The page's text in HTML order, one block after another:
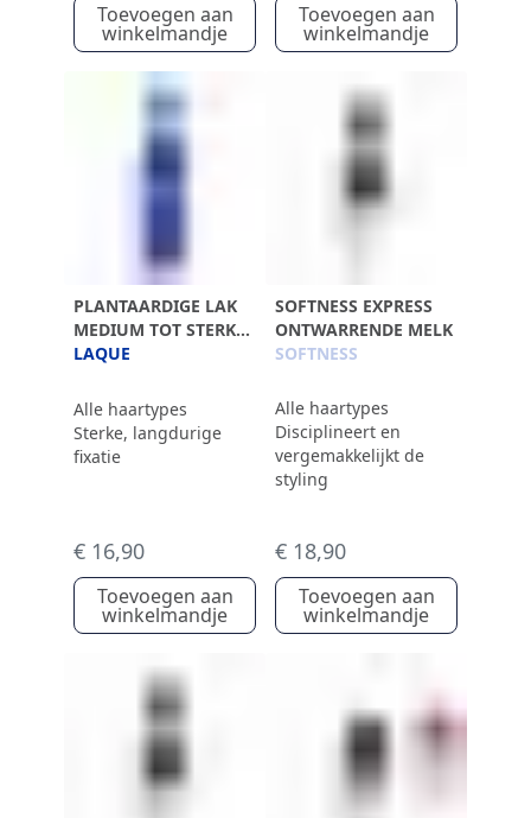
Toevoegen aan
winkelmandje
Toevoegen aan
winkelmandje
PLANTAARDIGE LAK
MEDIUM TOT STERKE
FIXATIE
LAQUE
Alle haartypes
Sterke, langdurige
fixatie
€ 16,90
Toevoegen aan
winkelmandje
SOFTNESS EXPRESS
ONTWARRENDE MELK
SOFTNESS
Alle haartypes
Disciplineert en
vergemakkelijkt de
styling
€ 18,90
Toevoegen aan
winkelmandje